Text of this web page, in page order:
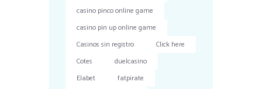
casino pinco online game
casino pin up online game
Casinos sin registro
Click here
Cotes
duelcasino
Elabet
fatpirate